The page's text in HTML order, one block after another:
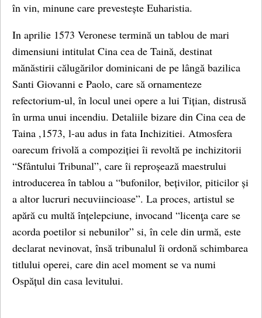
în vin, minune care prevestește Euharistia.
In aprilie 1573 Veronese termină un tablou de mari
dimensiuni intitulat Cina cea de Taină, destinat
mănăstirii călugărilor dominicani de pe lângă bazilica
Santi Giovanni e Paolo, care să ornamenteze
refectorium-ul, în locul unei opere a lui Tițian, distrusă
în urma unui incendiu. Detaliile bizare din Cina cea de
Taina ,1573, l-au adus in fata Inchizitiei. Atmosfera
oarecum frivolă a compoziției îi revoltă pe inchizitorii
“Sfântului Tribunal”, care îi reproșează maestrului
introducerea în tablou a “bufonilor, bețivilor, piticilor și
a altor lucruri necuviincioase”. La proces, artistul se
apără cu multă înțelepciune, invocand “licenţa care se
acorda poetilor si nebunilor” si, în cele din urmă, este
declarat nevinovat, însă tribunalul îi ordonă schimbarea
titlului operei, care din acel moment se va numi
Ospățul din casa levitului.